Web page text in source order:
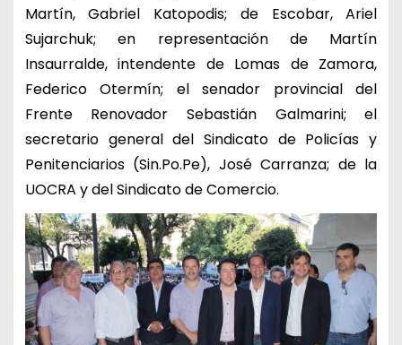
Martín, Gabriel Katopodis; de Escobar, Ariel
Sujarchuk; en representación de Martín
Insaurralde, intendente de Lomas de Zamora,
Federico Otermín; el senador provincial del
Frente Renovador Sebastián Galmarini; el
secretario general del Sindicato de Policías y
Penitenciarios (Sin.Po.Pe), José Carranza; de la
UOCRA y del Sindicato de Comercio.